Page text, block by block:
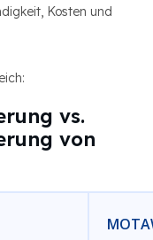
Kosten und
vs.
von